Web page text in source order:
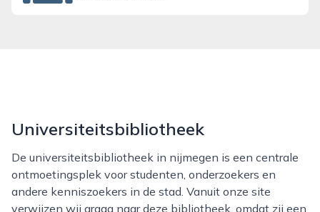
Universiteitsbibliotheek
De universiteitsbibliotheek in nijmegen is een centrale
ontmoetingsplek voor studenten, onderzoekers en
andere kenniszoekers in de stad. Vanuit onze site
verwijzen wij graag naar deze bibliotheek, omdat zij een